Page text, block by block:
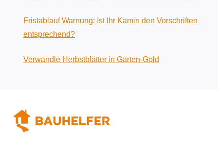
Fristablauf Warnung: Ist Ihr Kamin den Vorschriften
entsprechend?
Verwandle Herbstblätter in Garten-Gold